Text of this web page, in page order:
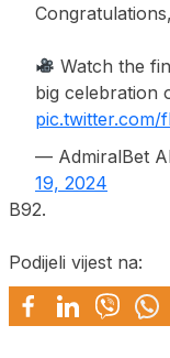
Watch the
big celebration
pic.twitter.com/
— AdmiralBet
19, 2024
B92.
Podijeli vijest na: